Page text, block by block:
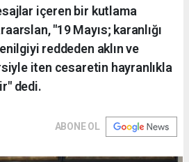
içeren bir kutlama
"19 Mayıs; karanlığı
reddeden aklın ve
iten cesaretin hayranlıkla
dedi.
ABONE OL